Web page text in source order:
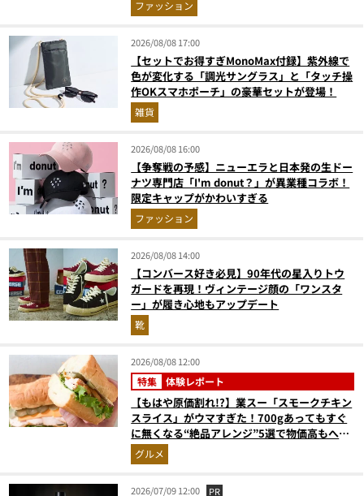
ファッション
2026/08/08 17:00
【セットでお得すぎMonoMax付録】紫外線で
色が変化する「調光サングラス」と「タッチ操
作OKスマホポーチ」の豪華セットが登場！
雑貨
2026/08/08 16:00
【争奪戦の予感】ニューエラと日本発の生ドー
ナツ専門店「I'm donut？」が異業種コラボ！
限定キャップがかわいすぎる
ファッション
2026/08/08 14:00
【コンバース好き必見】90年代の星入りトウ
ガードを再現！ヴィンテージ顔の「ワンスタ
ー」が履き心地もアップデート
靴
2026/08/08 12:00
特集 体験レポート
【もはや原価割れ!?】業スー「スモークチキン
スライス」がウマすぎた！700gあってもすぐ
に無くなる“絶品アレンジ”5選で物価高もへっ
ちゃら
グルメ
2026/07/09 12:00 PR